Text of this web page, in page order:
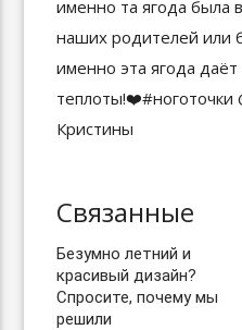
Связанные
Безумно летний и
красивый дизайн?
Спросите, почему мы
решили